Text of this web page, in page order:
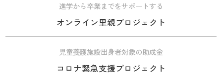
進学から卒業までをサポートする
オンライン里親プロジェクト
児童養護施設出身者対象の助成金
コロナ緊急支援プロジェクト